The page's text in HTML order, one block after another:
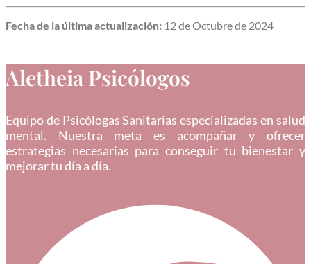
Fecha de la última actualización: 12 de Octubre de 2024
Aletheia Psicólogos
Equipo de Psicólogas Sanitarias especializadas en salud
mental. Nuestra meta es acompañar y ofrecer
estrategias necesarias para conseguir tu bienestar y
mejorar tu día a día.